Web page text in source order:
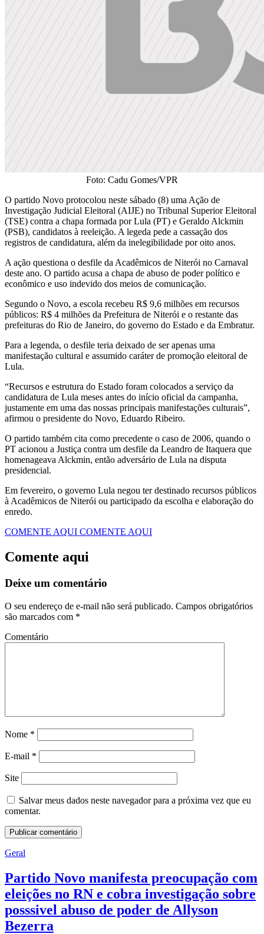
Foto: Cadu Gomes/VPR
O partido Novo protocolou neste sábado (8) uma Ação de
Investigação Judicial Eleitoral (AIJE) no Tribunal Superior Eleitoral
(TSE) contra a chapa formada por Lula (PT) e Geraldo Alckmin
(PSB), candidatos à reeleição. A legeda pede a cassação dos
registros de candidatura, além da inelegibilidade por oito anos.
A ação questiona o desfile da Acadêmicos de Niterói no Carnaval
deste ano. O partido acusa a chapa de abuso de poder político e
econômico e uso indevido dos meios de comunicação.
Segundo o Novo, a escola recebeu R$ 9,6 milhões em recursos
públicos: R$ 4 milhões da Prefeitura de Niterói e o restante das
prefeituras do Rio de Janeiro, do governo do Estado e da Embratur.
Para a legenda, o desfile teria deixado de ser apenas uma
manifestação cultural e assumido caráter de promoção eleitoral de
Lula.
“Recursos e estrutura do Estado foram colocados a serviço da
candidatura de Lula meses antes do início oficial da campanha,
justamente em uma das nossas principais manifestações culturais”,
afirmou o presidente do Novo, Eduardo Ribeiro.
O partido também cita como precedente o caso de 2006, quando o
PT acionou a Justiça contra um desfile da Leandro de Itaquera que
homenageava Alckmin, então adversário de Lula na disputa
presidencial.
Em fevereiro, o governo Lula negou ter destinado recursos públicos
à Acadêmicos de Niterói ou participado da escolha e elaboração do
enredo.
COMENTE AQUI COMENTE AQUI
Comente aqui
Deixe um comentário
O seu endereço de e-mail não será publicado. Campos obrigatórios
são marcados com *
Comentário
Nome *
E-mail *
Site
Salvar meus dados neste navegador para a próxima vez que eu
comentar.
Geral
Partido Novo manifesta preocupação com
eleições no RN e cobra investigação sobre
posssivel abuso de poder de Allyson
Bezerra